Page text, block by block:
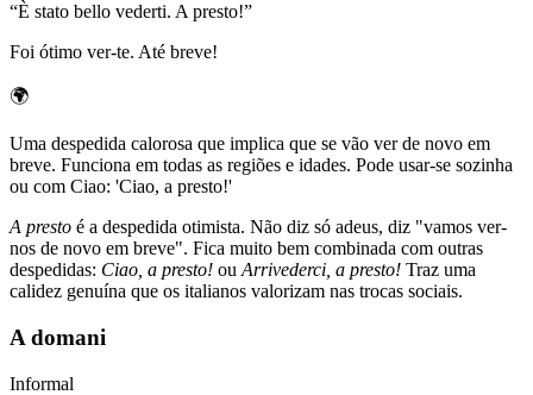
“È stato bello vederti. A presto!”
Foi ótimo ver-te. Até breve!
🌍
Uma despedida calorosa que implica que se vão ver de novo em
breve. Funciona em todas as regiões e idades. Pode usar-se sozinha
ou com Ciao: 'Ciao, a presto!'
A presto é a despedida otimista. Não diz só adeus, diz "vamos ver-
nos de novo em breve". Fica muito bem combinada com outras
despedidas: Ciao, a presto! ou Arrivederci, a presto! Traz uma
calidez genuína que os italianos valorizam nas trocas sociais.
A domani
Informal